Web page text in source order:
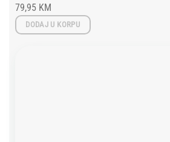
79,95 KM
DODAJ U KORPU